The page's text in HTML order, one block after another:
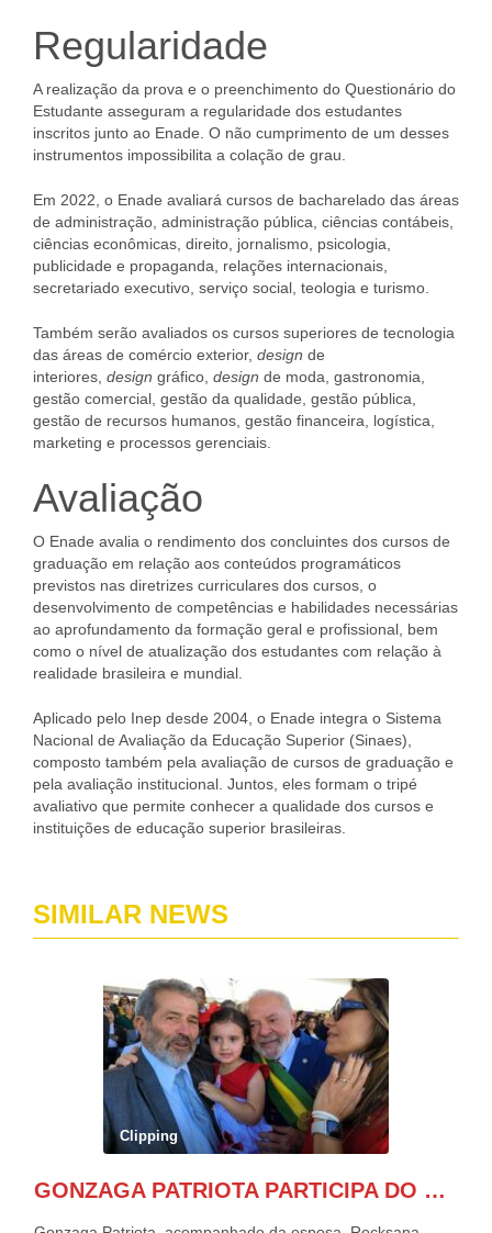
Regularidade
A realização da prova e o preenchimento do Questionário do
Estudante asseguram a regularidade dos estudantes
inscritos junto ao Enade. O não cumprimento de um desses
instrumentos impossibilita a colação de grau.
Em 2022, o Enade avaliará cursos de bacharelado das áreas
de administração, administração pública, ciências contábeis,
ciências econômicas, direito, jornalismo, psicologia,
publicidade e propaganda, relações internacionais,
secretariado executivo, serviço social, teologia e turismo.
Também serão avaliados os cursos superiores de tecnologia
das áreas de comércio exterior, design de
interiores, design gráfico, design de moda, gastronomia,
gestão comercial, gestão da qualidade, gestão pública,
gestão de recursos humanos, gestão financeira, logística,
marketing e processos gerenciais.
Avaliação
O Enade avalia o rendimento dos concluintes dos cursos de
graduação em relação aos conteúdos programáticos
previstos nas diretrizes curriculares dos cursos, o
desenvolvimento de competências e habilidades necessárias
ao aprofundamento da formação geral e profissional, bem
como o nível de atualização dos estudantes com relação à
realidade brasileira e mundial.
Aplicado pelo Inep desde 2004, o Enade integra o Sistema
Nacional de Avaliação da Educação Superior (Sinaes),
composto também pela avaliação de cursos de graduação e
pela avaliação institucional. Juntos, eles formam o tripé
avaliativo que permite conhecer a qualidade dos cursos e
instituições de educação superior brasileiras.
SIMILAR NEWS
Clipping
GONZAGA PATRIOTA PARTICIPA DO DESFILE DA INDEPENDÊNCIA NO PALANQUE DA PRESIDÊNCIA DA REPÚBLICA E É ABRAÇADO POR LULA E POR GERALDO ALCKMIN.